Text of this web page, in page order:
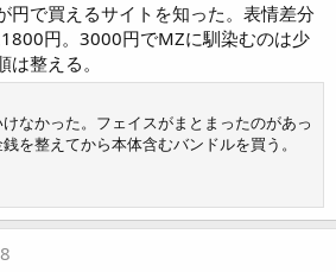
円で買えるサイトを知った。表情差分
円。3000円でMZに馴染むのは少
整える。
なかった。フェイスがまとまったのがあっ
を整えてから本体含むバンドルを買う。